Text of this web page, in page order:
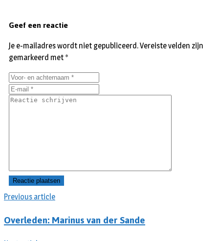
Previous article
Overleden: Marinus van der Sande
Geef een reactie
Je e-mailadres wordt niet gepubliceerd.Vereiste velden zijn
gemarkeerd met *